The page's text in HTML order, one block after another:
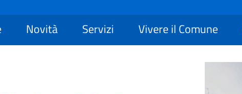
Novità Servizi Vivere il Comune